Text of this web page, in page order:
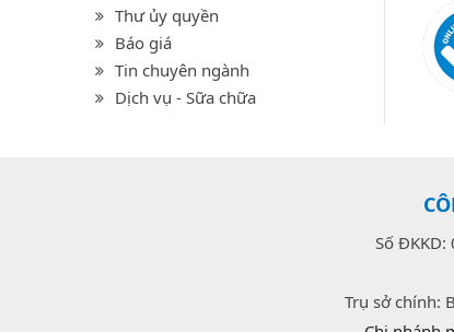
Thư ủy quyền
Báo giá
Tin chuyên ngành
Dịch vụ - Sữa chữa
Số
Trụ sở chính: